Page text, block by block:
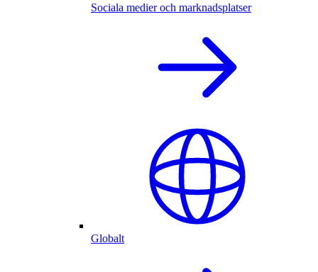
Sociala medier och marknadsplatser
Globalt